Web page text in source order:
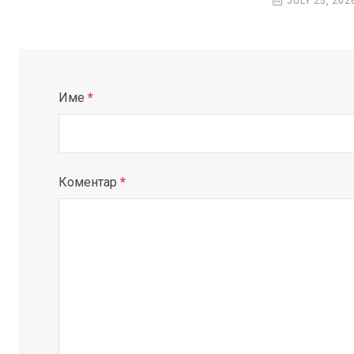
Име *
Коментар *